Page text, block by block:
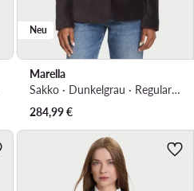
Neu
Marella
Sakko · Dunkelgrau · Regular Fit
284,99€